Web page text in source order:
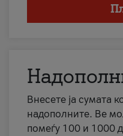
Внесете ја сумата
надополните. Ве
помеѓу 100 и 1000